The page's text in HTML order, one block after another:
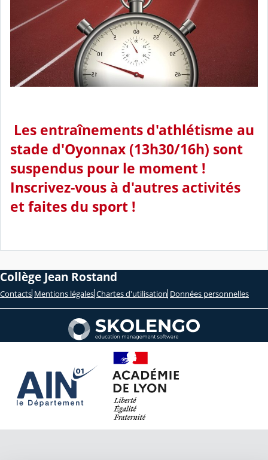
Les entraînements d'athlétisme au
stade d'Oyonnax (13h30/16h) sont
suspendus pour le moment !
Inscrivez-vous à d'autres activités
et faites du sport !
Collège Jean Rostand
Contacts Mentions légales Chartes d'utilisation Données personnelles